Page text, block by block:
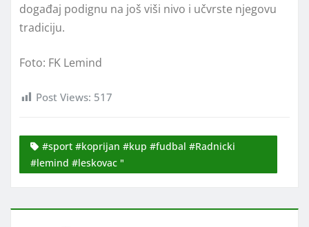
događaj podignu na još viši nivo i učvrste njegovu
tradiciju.
Foto: FK Lemind
Post Views: 517
#sport #koprijan #kup #fudbal #Radnicki
#lemind #leskovac "